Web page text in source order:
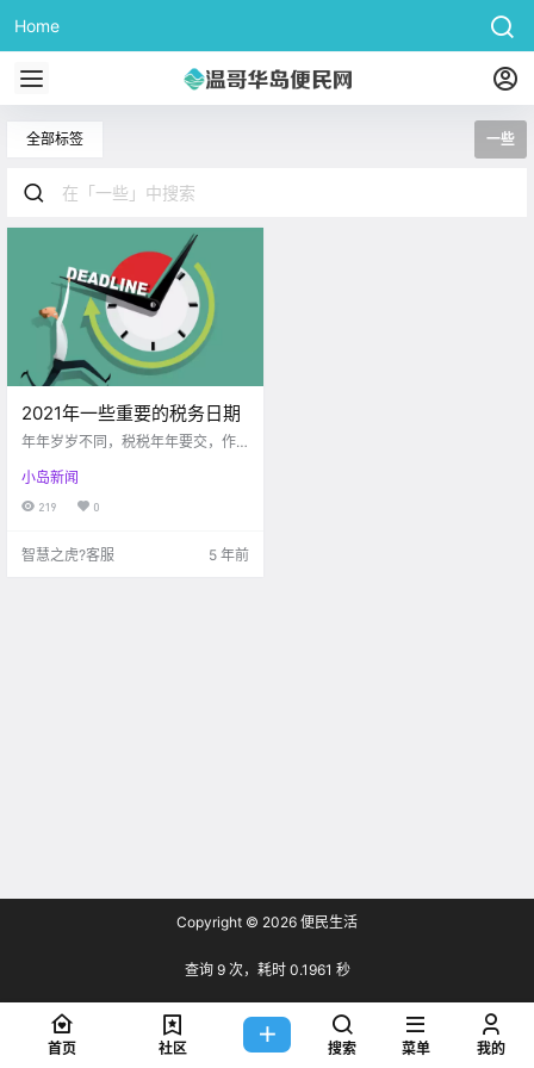
Home
全部标签 一些
2021年一些重要的税务日期
年年岁岁不同，税税年年要交，作
的税务日期，将有助于你节税省
税。 一月：可以开始用上一年收入
（TFSA）新增额度$6,0.
小岛新闻
219 0
智慧之虎?客服 5 年前
Copyright © 2026 便民生活
查询 9 次，耗时 0.1961 秒
首页 社区 搜索 菜单 我的